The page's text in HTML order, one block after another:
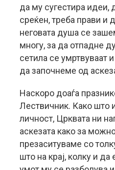
да му сугестира идеи,
среќен, треба прави и
неговата душа се
многу, за да отпадне
сетила се умртвуваат
да започнеме од
Наскоро доаѓа
Лествичник. Како што
личност, Црквата ни
аскезата како за
презаситуваме со
што на крај, колку и